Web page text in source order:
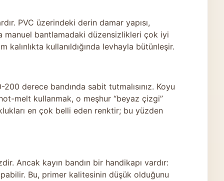
PVC üzerindeki derin damar yapısı,
manuel bantlamadaki düzensizlikleri çok iyi
kullanıldığında levhayla bütünleşir.
200 derece bandında sabit tutmalısınız. Koyu
melt kullanmak, o meşhur “beyaz çizgi”
en çok belli eden renktir; bu yüzden
Ancak kayın bandın bir handikapı vardır:
Bu, primer kalitesinin düşük olduğunu